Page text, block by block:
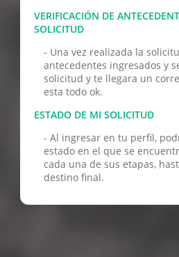
VERIFICACIÓN DE
SOLICITUD
- Una vez realizada la
antecedentes ingresados y
solicitud y te llegara un
esta todo ok.
ESTADO DE MI SOLICITUD
- Al ingresar en tu perfil,
estado en el que se
cada una de sus etapas,
destino final.